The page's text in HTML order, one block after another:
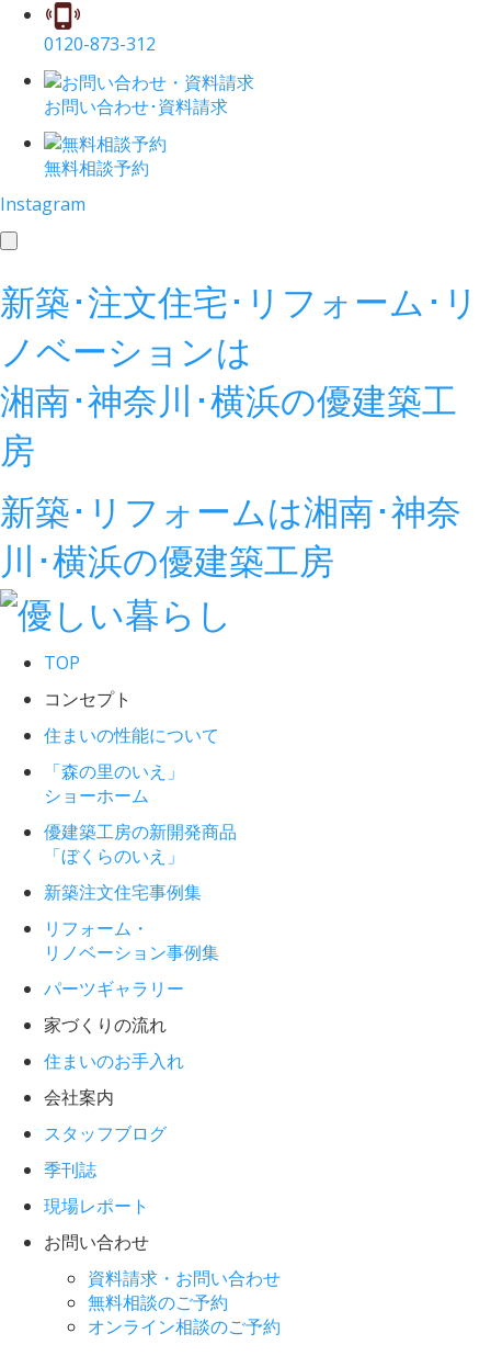
0120-873-312
お問い合わせ･資料請求
無料相談予約
Instagram
toggle
新築･注文住宅･リフォーム･リ
ノベーションは
湘南･神奈川･横浜の優建築工
房
新築･リフォームは湘南･神奈
川･横浜の優建築工房
TOP
コンセプト
住まいの性能について
「森の里のいえ」
ショーホーム
優建築工房の新開発商品
「ぼくらのいえ」
新築注文住宅事例集
リフォーム・
リノベーション事例集
パーツギャラリー
家づくりの流れ
住まいのお手入れ
会社案内
スタッフブログ
季刊誌
現場レポート
お問い合わせ
資料請求・お問い合わせ
無料相談のご予約
オンライン相談のご予約